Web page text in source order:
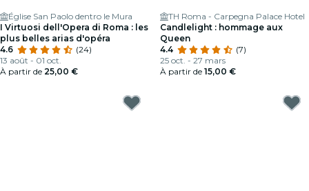
Église San Paolo dentro le Mura
I Virtuosi dell'Opera di Roma : les
plus belles arias d'opéra
4.6
(24)
13 août - 01 oct.
À partir de 25,00 €
TH Roma - Carpegna Palace Hotel
Candlelight : hommage aux
Queen
4.4
(7)
25 oct. - 27 mars
À partir de 15,00 €